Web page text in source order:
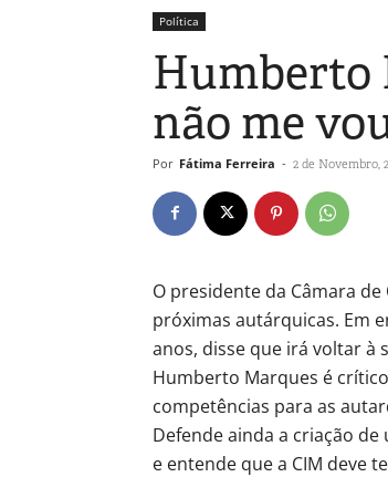
Política
Humberto
não me
Por Fátima Ferreira - 2 de Novembro,
O presidente da Câmara
próximas autárquicas. Em
anos, disse que irá voltar à
Humberto Marques é
competências para as
Defende ainda a criação
e entende que a CIM deve